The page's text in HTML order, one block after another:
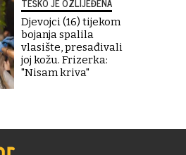
TEŠKO JE OZLIJEĐENA
Djevojci (16) tijekom
bojanja spalila
vlasište, presađivali
joj kožu. Frizerka:
"Nisam kriva"